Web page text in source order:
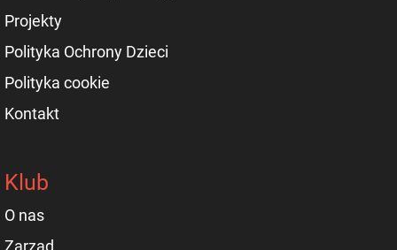
Projekty
Polityka Ochrony Dzieci
Polityka cookie
Kontakt
Klub
O nas
Zarząd